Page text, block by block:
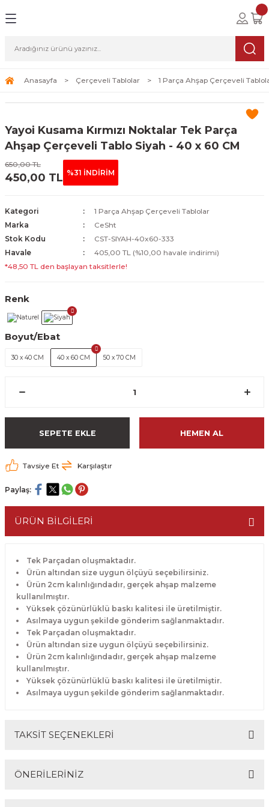
Tablolar
Tablolar
Sanat
Anasayfa Çerçeveli Tablolar 1 Parça Ahşap Çerçeveli
Yayoi Kusama Kırmızı Noktalar Tek Parça
Ahşap Çerçeveli Tablo Siyah - 40 x 60 CM
650,00 TL
450,00 TL %31 İNDİRİM
Kategori
1 Parça Ahşap Çerçeveli Tablolar
Marka
CeSht
Stok Kodu
CST-SIYAH-40x60-333
Havale
405,00 TL (%10,00 havale indirimi)
*48,50 TL den başlayan taksitlerle!
Renk
Boyut/Ebat
30 x 40 CM 40 x 60 CM 50 x 70 CM
SEPETE EKLE HEMEN AL
Tavsiye Et Karşılaştır
Paylaş:
ÜRÜN BİLGİLERİ
Tek Parçadan oluşmaktadır.
Ürün altından size uygun ölçüyü seçebilirsiniz.
Ürün 2cm kalınlığındadır, gerçek ahşap malzeme
kullanılmıştır.
Yüksek çözünürlüklü baskı kalitesi ile üretilmiştir.
Asılmaya uygun şekilde gönderim sağlanmaktadır.
Tek Parçadan oluşmaktadır.
Ürün altından size uygun ölçüyü seçebilirsiniz.
Ürün 2cm kalınlığındadır, gerçek ahşap malzeme
kullanılmıştır.
Yüksek çözünürlüklü baskı kalitesi ile üretilmiştir.
Asılmaya uygun şekilde gönderim sağlanmaktadır.
TAKSİT SEÇENEKLERİ
ÖNERİLERİNİZ